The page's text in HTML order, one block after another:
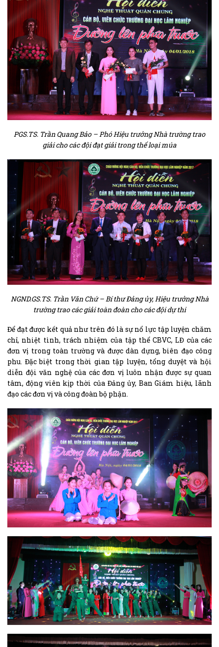
PGS.TS. Trần Quang Bảo – Phó Hiệu trưởng Nhà trường trao
giải cho các đội đạt giải trong thể loại múa
NGND.GS.TS. Trần Văn Chứ – Bí thư Đảng ủy, Hiệu trưởng Nhà
trường trao các giải toàn đoàn cho các đội dự thi
Để đạt được kết quả như trên đó là sự nổ lực tập luyện chăm
chỉ, nhiệt tình, trách nhiệm của tập thể CBVC, LĐ của các
đơn vị trong toàn trường và được dàn dựng, biên đạo công
phu. Đặc biệt trong thời gian tập luyện, tổng duyệt và hội
diễn đội văn nghệ của các đơn vị luôn nhận được sự quan
tâm, động viên kịp thời của Đảng ủy, Ban Giám hiệu, lãnh
đạo các đơn vị và công đoàn bộ phận.